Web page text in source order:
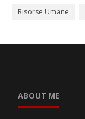
Risorse Umane
ABOUT ME